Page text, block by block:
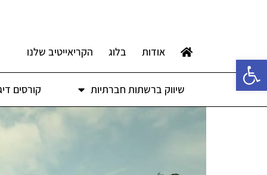
אודות בלוג הקריאייטיב שלנו
שיווק ברשתות חברתיות קורסים
פתח סרגל נגישות